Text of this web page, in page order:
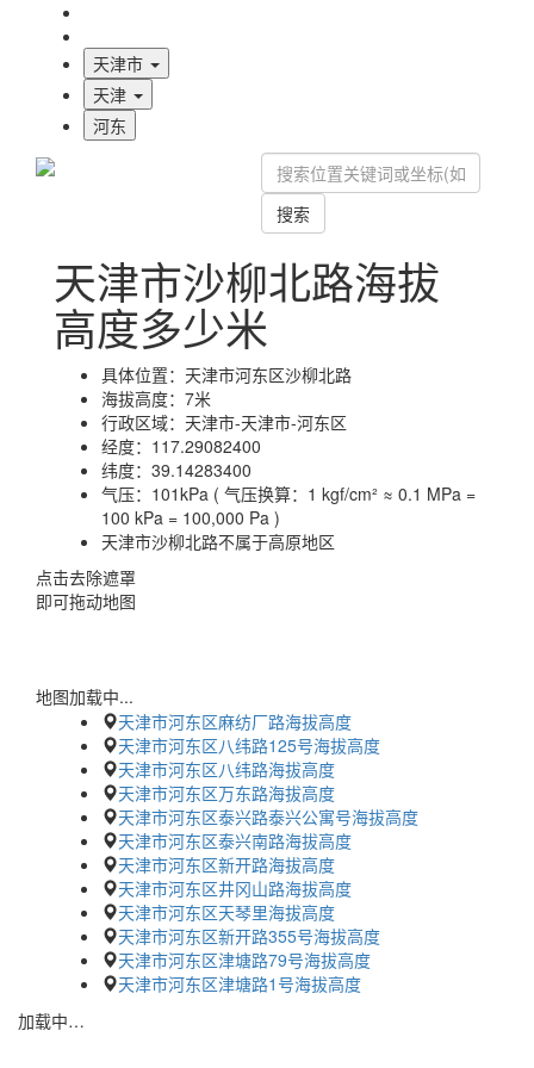
天津市
天津
河东
搜索
天津市沙柳北路海拔
高度多少米
具体位置： 天津市河东区沙柳北路
海拔高度： 7米
行政区域： 天津市-天津市-河东区
经度： 117.29082400
纬度： 39.14283400
气压： 101kPa ( 气压换算：1 kgf/cm² ≈ 0.1 MPa =
100 kPa = 100,000 Pa )
天津市沙柳北路不属于高原地区
点击去除遮罩
即可拖动地图
地图加载中...
天津市河东区麻纺厂路海拔高度
天津市河东区八纬路125号海拔高度
天津市河东区八纬路海拔高度
天津市河东区万东路海拔高度
天津市河东区泰兴路泰兴公寓号海拔高度
天津市河东区泰兴南路海拔高度
天津市河东区新开路海拔高度
天津市河东区井冈山路海拔高度
天津市河东区天琴里海拔高度
天津市河东区新开路355号海拔高度
天津市河东区津塘路79号海拔高度
天津市河东区津塘路1号海拔高度
加载中…